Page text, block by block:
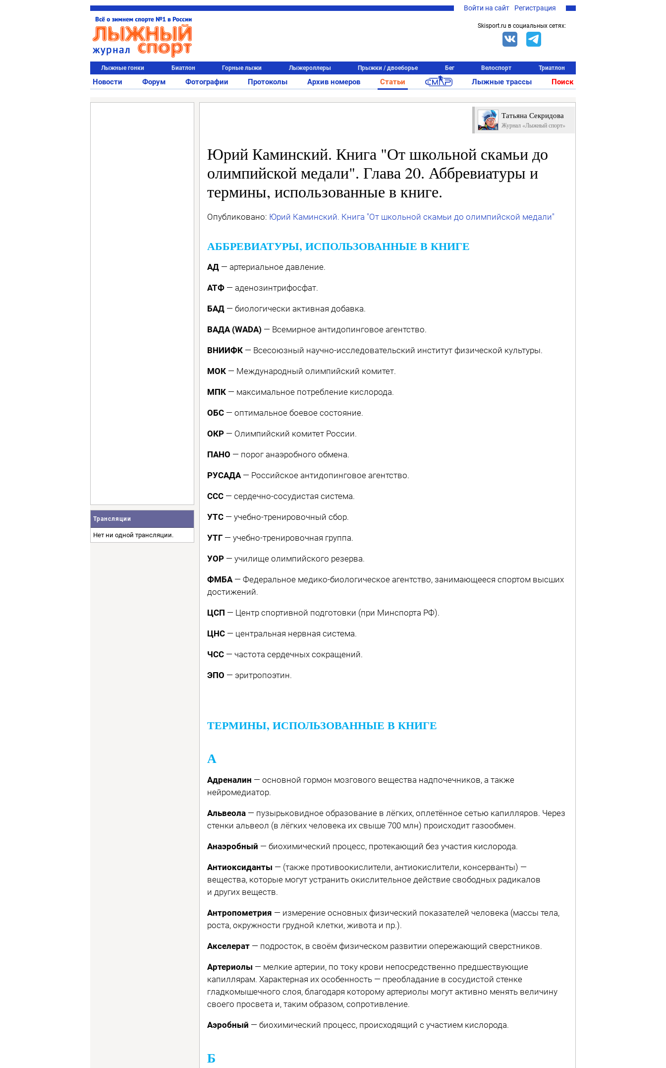
Войти на сайт Регистрация
Skisport.ru в социальных сетях:
Лыжные гонки Биатлон Горные лыжи Лыжероллеры Прыжки / двоеборье Бег Велоспорт Триатлон
Новости Форум Фотографии Протоколы Архив номеров Статьи Лыжные трассы Поиск
Трансляции
Нет ни одной трансляции.
Татьяна Секридова
Журнал «Лыжный спорт»
Юрий Каминский. Книга "От школьной скамьи до
олимпийской медали". Глава 20. Аббревиатуры и
термины, использованные в книге.
Опубликовано: Юрий Каминский. Книга "От школьной скамьи до олимпийской медали"
АББРЕВИАТУРЫ, ИСПОЛЬЗОВАННЫЕ В КНИГЕ
АД — артериальное давление.
АТФ — аденозинтрифосфат.
БАД — биологически активная добавка.
ВАДА (WADA) — Всемирное антидопинговое агентство.
ВНИИФК — Всесоюзный научно-исследовательский институт физической культуры.
МОК — Международный олимпийский комитет.
МПК — максимальное потребление кислорода.
ОБС — оптимальное боевое состояние.
ОКР — Олимпийский комитет России.
ПАНО — порог анаэробного обмена.
РУСАДА — Российское антидопинговое агентство.
ССС — сердечно-сосудистая система.
УТС — учебно-тренировочный сбор.
УТГ — учебно-тренировочная группа.
УОР — училище олимпийского резерва.
ФМБА — Федеральное медико-биологическое агентство, занимающееся спортом высших
достижений.
ЦСП — Центр спортивной подготовки (при Минспорта РФ).
ЦНС — центральная нервная система.
ЧСС — частота сердечных сокращений.
ЭПО — эритропоэтин.
ТЕРМИНЫ, ИСПОЛЬЗОВАННЫЕ В КНИГЕ
А
Адреналин — основной гормон мозгового вещества надпочечников, а также
нейромедиатор.
Альвеола — пузырьковидное образование в лёгких, оплетённое сетью капилляров. Через
стенки альвеол (в лёгких человека их свыше 700 млн) происходит газообмен.
Анаэробный — биохимический процесс, протекающий без участия кислорода.
Антиоксиданты — (также противоокис­лители, антиокислители, консер­ванты) —
вещества, которые могут устранить окислительное действие свободных радикалов
и других веществ.
Антропометрия — измерение основных физический показателей человека (массы тела,
роста, окружности грудной клетки, живота и пр.).
Акселерат — подросток, в своём физическом развитии опережающий сверстников.
Артериолы — мелкие артерии, по току крови непосредственно предшествующие
капиллярам. Характерная их особенность — преобладание в сосудистой стенке
гладкомышечного слоя, благодаря которому артериолы могут активно менять величину
своего просвета и, таким образом, сопротивление.
Аэробный — биохимический процесс, происходящий с участием кислорода.
Б